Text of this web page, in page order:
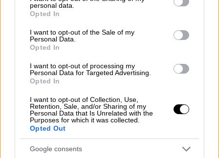
grant or deny consent to Google and its third-party tags to
use your data for below specified purposes in below Google
consent section.
personal data.
Opted In
I want to opt-out of the Sale of my
Personal Data.
Opted In
I want to opt-out of processing my
Personal Data for Targeted Advertising.
Opted In
I want to opt-out of Collection, Use,
Retention, Sale, and/or Sharing of my
Personal Data that Is Unrelated with the
Purposes for which it was collected.
Opted Out
Google consents
πλεονέκτημα σε μια διαδικασία όπου οι
αντίπαλοι δεν κατάφεραν να απαντήσουν.
Την ίδια ώρα πάντως, και η Red Bull έδειξε
σημάδια ανάκαμψης, με τον Μαξ Φερστάπεν
να ανεβαίνει στη δεύτερη θέση, αφήνοντας
πίσω του τις Ferrari και τις McLaren.
Αντίθετα, η McLaren δεν μπόρεσε να
μεταφέρει τη δυναμική που είχε δείξει στο
Sprint, χάνοντας έδαφος στις
κατατακτήριες, ενώ η Ferrari διατηρήθηκε σε
ανταγωνιστικό επίπεδο, χωρίς όμως να
απειλήσει ουσιαστικά για την pole.